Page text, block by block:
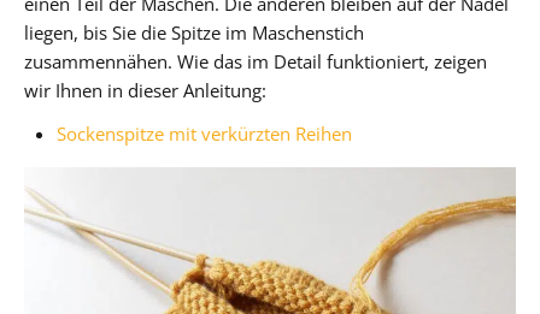
liegen, bis Sie die Spitze im Maschenstich
zusammennähen. Wie das im Detail funktioniert, zeigen
wir Ihnen in dieser Anleitung:
Sockenspitze mit verkürzten Reihen